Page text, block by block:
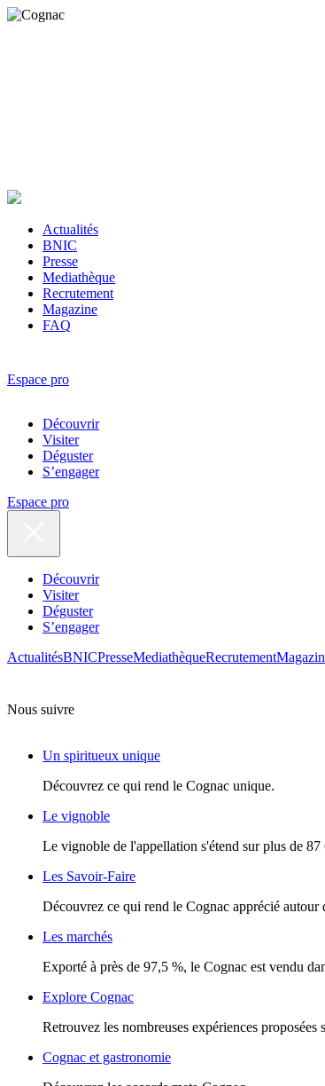
Actualités
BNIC
Presse
Mediathèque
Recrutement
Magazine
FAQ
Espace pro
Découvrir
Visiter
Déguster
S’engager
Espace pro
Découvrir
Visiter
Déguster
S’engager
ActualitésBNICPresseMediathèqueRecrutement
Nous suivre
Un spiritueux unique
Découvrez ce qui rend le Cognac unique.
Le vignoble
Le vignoble de l'appellation s'étend sur plus de 87
Les Savoir-Faire
Découvrez ce qui rend le Cognac apprécié autour
Les marchés
Exporté à près de 97,5 %, le Cognac est vendu
Explore Cognac
Retrouvez les nombreuses expériences proposées
Cognac et gastronomie